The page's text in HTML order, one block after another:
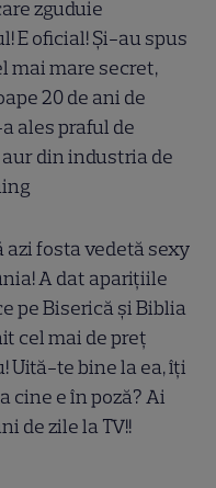
zguduie
E oficial! Și-au spus
mai mare secret,
20 de ani de
ales praful de
din industria de
azi fosta vedetă sexy
A dat aparițiile
pe Biserică și Biblia
cel mai de preț
Uită-te bine la ea, îți
cine e în poză? Ai
de zile la TV!!